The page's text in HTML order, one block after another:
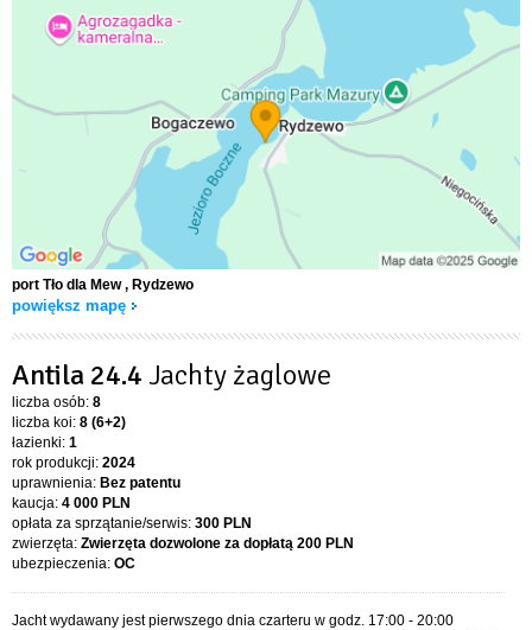
port Tło dla Mew, Rydzewo
powiększ mapę
Antila 24.4 Jachty żaglowe
liczba osób: 8
liczba koi: 8 (6+2)
łazienki: 1
rok produkcji: 2024
uprawnienia: Bez patentu
kaucja: 4 000 PLN
opłata za sprzątanie/serwis: 300 PLN
zwierzęta: Zwierzęta dozwolone za dopłatą 200 PLN
ubezpieczenia: OC
Jacht wydawany jest pierwszego dnia czarteru w godz. 17:00 - 20:00